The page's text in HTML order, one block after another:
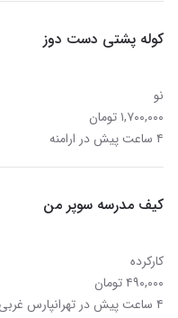
کوله پشتی دست دوز
نو
۱,۷۰۰,۰۰۰ تومان
۴ ساعت پیش در ارامنه
کیف مدرسه سوپر من
کارکرده
۴۹۰,۰۰۰ تومان
۴ ساعت پیش در تهرانپارس غربی